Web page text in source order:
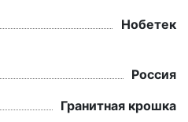
Нобетек
Россия
Гранитная крошка